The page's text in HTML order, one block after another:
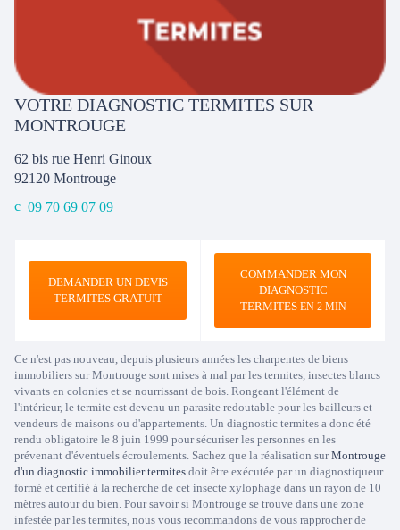
VOTRE DIAGNOSTIC TERMITES SUR
MONTROUGE
62 bis rue Henri Ginoux
92120 Montrouge
09 70 69 07 09
DEMANDER UN DEVIS
TERMITES GRATUIT
COMMANDER MON
DIAGNOSTIC
TERMITESEN 2 MIN
Ce n'est pas nouveau, depuis plusieurs années les charpentes de biens
immobiliers sur Montrouge sont mises à mal par les termites, insectes blancs
vivants en colonies et se nourrissant de bois. Rongeant l'élément de
l'intérieur, le termite est devenu un parasite redoutable pour les bailleurs et
vendeurs de maisons ou d'appartements. Un diagnostic termites a donc été
rendu obligatoire le 8 juin 1999 pour sécuriser les personnes en les
prévenant d'éventuels écroulements. Sachez que la réalisation surMontrouge
d'un diagnostic immobilier termites doit être exécutée par un diagnostiqueur
formé et certifié à la recherche de cet insecte xylophage dans un rayon de 10
mètres autour du bien. Pour savoir si Montrouge se trouve dans une zone
infestée par les termites, nous vous recommandons de vous rapprocher de